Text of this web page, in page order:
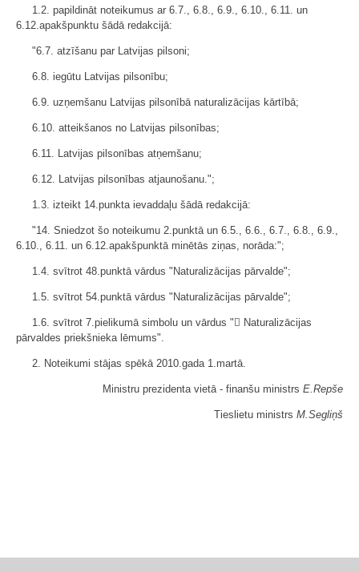
1.2. papildināt noteikumus ar 6.7., 6.8., 6.9., 6.10., 6.11. un
6.12.apakšpunktu šādā redakcijā:
"6.7. atzīšanu par Latvijas pilsoni;
6.8. iegūtu Latvijas pilsonību;
6.9. uzņemšanu Latvijas pilsonībā naturalizācijas kārtībā;
6.10. atteikšanos no Latvijas pilsonības;
6.11. Latvijas pilsonības atņemšanu;
6.12. Latvijas pilsonības atjaunošanu.";
1.3. izteikt 14.punkta ievaddaļu šādā redakcijā:
"14. Sniedzot šo noteikumu 2.punktā un 6.5., 6.6., 6.7., 6.8., 6.9.,
6.10., 6.11. un 6.12.apakšpunktā minētās ziņas, norāda:";
1.4. svītrot 48.punktā vārdus "Naturalizācijas pārvalde";
1.5. svītrot 54.punktā vārdus "Naturalizācijas pārvalde";
1.6. svītrot 7.pielikumā simbolu un vārdus " Naturalizācijas
pārvaldes priekšnieka lēmums".
2. Noteikumi stājas spēkā 2010.gada 1.martā.
Ministru prezidenta vietā - finanšu ministrs E.Repše
Tieslietu ministrs M.Segliņš